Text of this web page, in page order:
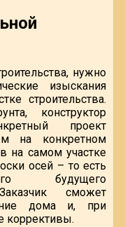
нужно
изыскания
строительства.
конструктор
проект
на конкретном
на самом участке
осей – то есть
будущего
сможет
дома и, при
коррективы.